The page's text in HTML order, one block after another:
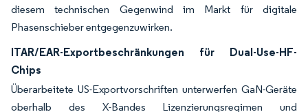
diesem technischen Gegenwind im Markt für digitale
Phasenschieber entgegenzuwirken.
ITAR/EAR-Exportbeschränkungen für Dual-Use-HF-
Chips
Überarbeitete US-Exportvorschriften unterwerfen GaN-Geräte
oberhalb des X-Bandes Lizenzierungsregimen und